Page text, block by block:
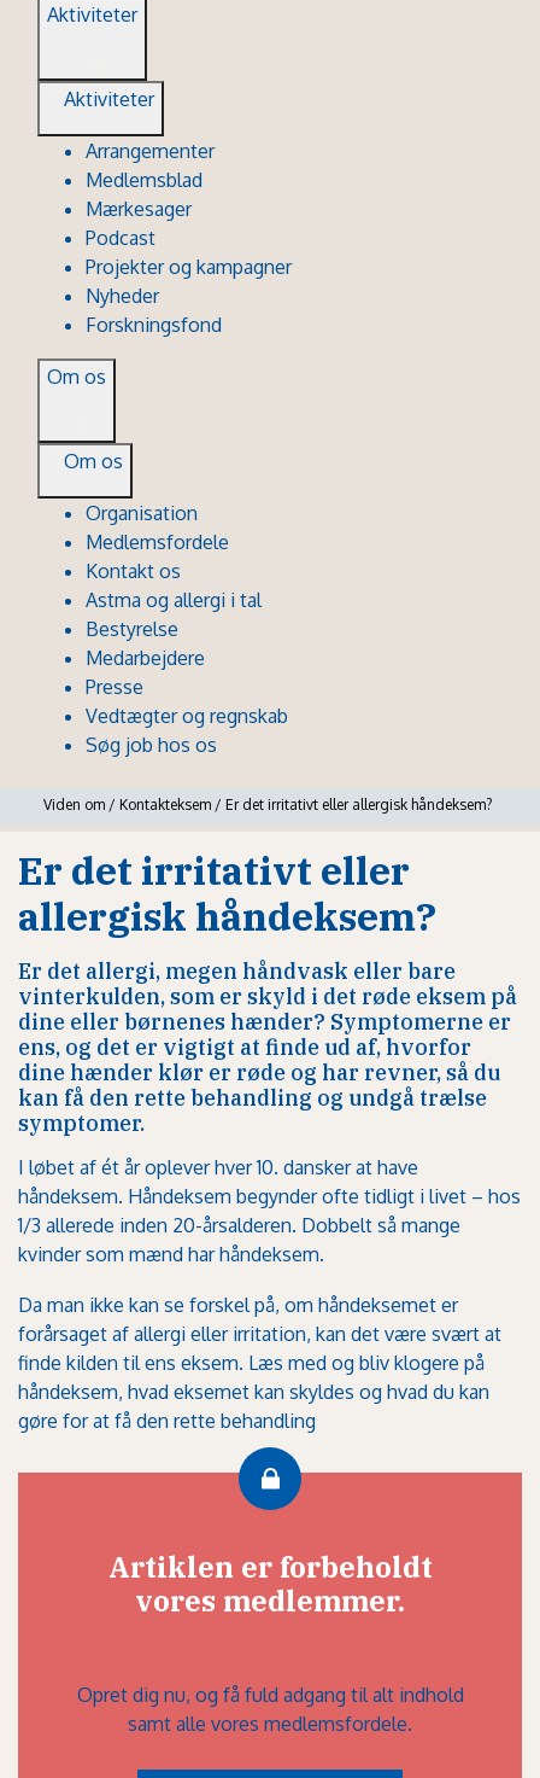
Aktiviteter
Aktiviteter
Arrangementer
Medlemsblad
Mærkesager
Podcast
Projekter og kampagner
Nyheder
Forskningsfond
Om os
Om os
Organisation
Medlemsfordele
Kontakt os
Astma og allergi i tal
Bestyrelse
Medarbejdere
Presse
Vedtægter og regnskab
Søg job hos os
Viden om / Kontakteksem / Er det irritativt eller allergisk håndeksem?
Er det irritativt eller
allergisk håndeksem?
Er det allergi, megen håndvask eller bare
vinterkulden, som er skyld i det røde eksem på
dine eller børnenes hænder? Symptomerne er
ens, og det er vigtigt at finde ud af, hvorfor
dine hænder klør er røde og har revner, så du
kan få den rette behandling og undgå trælse
symptomer.
I løbet af ét år oplever hver 10. dansker at have
håndeksem. Håndeksem begynder ofte tidligt i livet – hos
1/3 allerede inden 20-årsalderen. Dobbelt så mange
kvinder som mænd har håndeksem.
Da man ikke kan se forskel på, om håndeksemet er
forårsaget af allergi eller irritation, kan det være svært at
finde kilden til ens eksem. Læs med og bliv klogere på
håndeksem, hvad eksemet kan skyldes og hvad du kan
gøre for at få den rette behandling
Artiklen er forbeholdt
vores medlemmer.
Opret dig nu, og få fuld adgang til alt indhold
samt alle vores medlemsfordele.